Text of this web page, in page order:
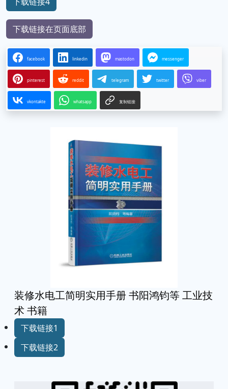
下载链接在页面底部
facebook linkedin mastodon messenger
pinterest reddit telegram twitter viber
vkontakte whatsapp 复制链接
装修水电工简明实用手册 书阳鸿钧等 工业技
术 书籍
下载链接1
下载链接2